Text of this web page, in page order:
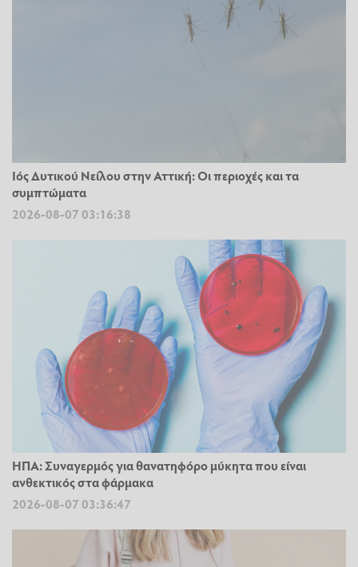
Ιός Δυτικού Νείλου στην Αττική: Οι περιοχές και τα
συμπτώματα
2026-08-07 03:16:38
ΗΠΑ: Συναγερμός για θανατηφόρο μύκητα που είναι
ανθεκτικός στα φάρμακα
2026-08-07 03:36:47